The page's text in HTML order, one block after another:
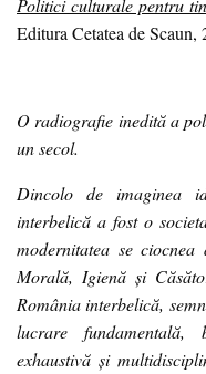
Politici culturale pentru
Editura Cetatea de Scaun,
O radiografie inedită a
un secol.
Dincolo de imaginea
interbelică a fost o
modernitatea se
Morală, Igienă și
România interbelică,
lucrare
exhaustivă și